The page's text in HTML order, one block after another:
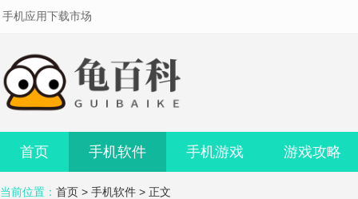
手机应用下载市场
首页 手机软件 手机游戏 游戏攻略
当前位置： 首页 > 手机软件 > 正文